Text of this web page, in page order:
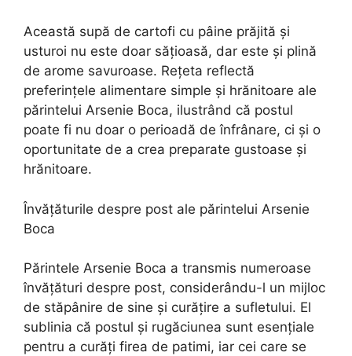
Această supă de cartofi cu pâine prăjită și
usturoi nu este doar sățioasă, dar este și plină
de arome savuroase. Rețeta reflectă
preferințele alimentare simple și hrănitoare ale
părintelui Arsenie Boca, ilustrând că postul
poate fi nu doar o perioadă de înfrânare, ci și o
oportunitate de a crea preparate gustoase și
hrănitoare.
Învățăturile despre post ale părintelui Arsenie
Boca
Părintele Arsenie Boca a transmis numeroase
învățături despre post, considerându-l un mijloc
de stăpânire de sine și curățire a sufletului. El
sublinia că postul și rugăciunea sunt esențiale
pentru a curăți firea de patimi, iar cei care se